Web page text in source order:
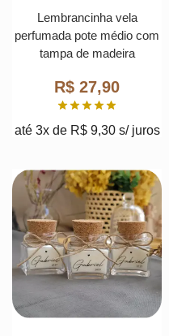
Lembrancinha vela
perfumada pote médio com
tampa de madeira
R$ 27,90
até 3x de R$9,30 s/ juros